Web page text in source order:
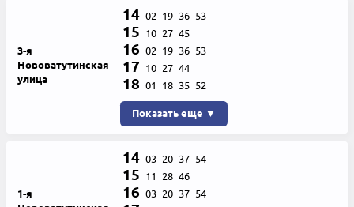
3-я
Нововатутинская
улица
14 02 19 36 53
15 10 27 45
16 02 19 36 53
17 10 27 44
18 01 18 35 52
Показать еще ▼
1-я
14 03 20 37 54
15 11 28 46
16 03 20 37 54